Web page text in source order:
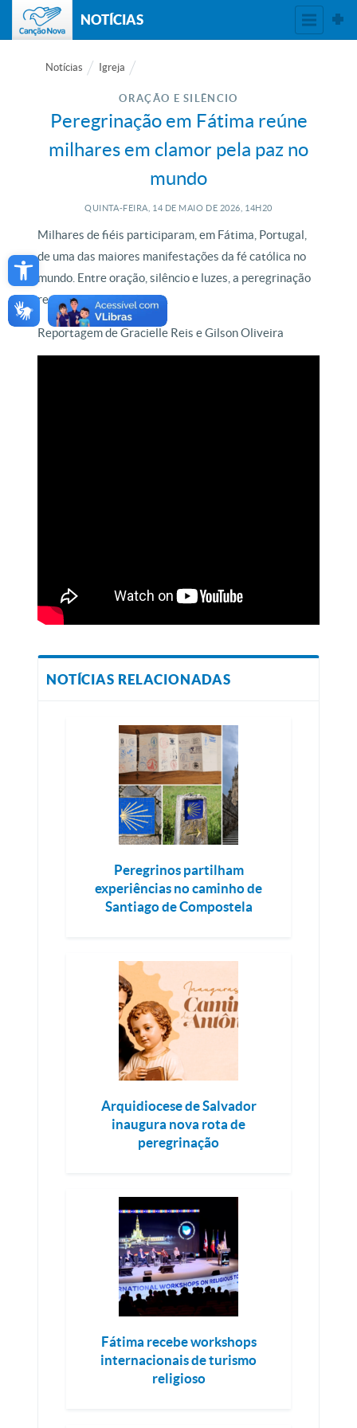
Open toolbar
NOTÍCIAS
Notícias Igreja
ORAÇÃO E SILÊNCIO
Peregrinação em Fátima reúne
milhares em clamor pela paz no
mundo
QUINTA-FEIRA, 14 DE MAIO DE 2026, 14H20
Milhares de fiéis participaram, em Fátima, Portugal,
de uma das maiores manifestações da fé católica no
mundo. Entre oração, silêncio e luzes, a peregrinação
renovou o apelo pela paz.
Reportagem de Gracielle Reis e Gilson Oliveira
NOTÍCIAS RELACIONADAS
Peregrinos partilham
experiências no caminho de
Santiago de Compostela
Arquidiocese de Salvador
inaugura nova rota de
peregrinação
Fátima recebe workshops
internacionais de turismo
religioso